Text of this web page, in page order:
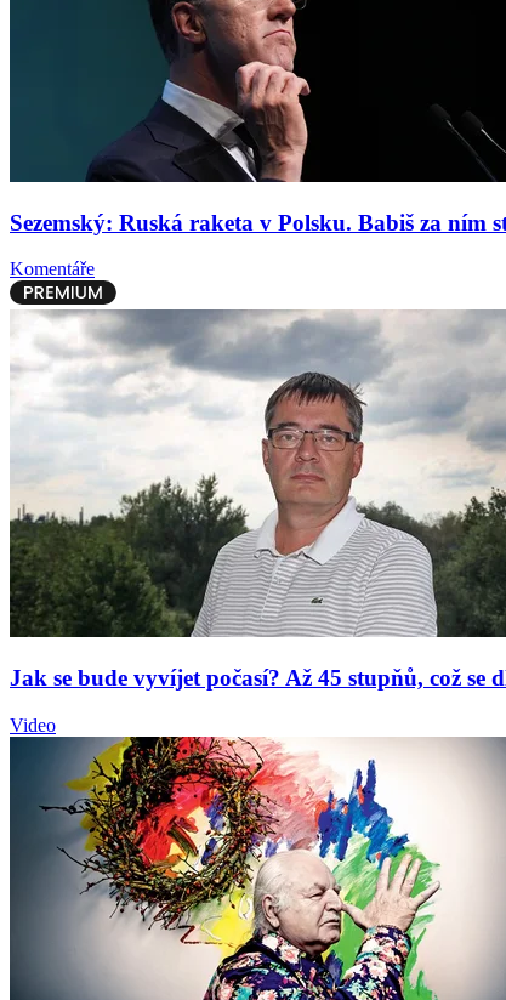
Sezemský: Ruská raketa v Polsku. Babiš za ním
Komentáře
Jak se bude vyvíjet počasí? Až 45 stupňů, což
Video